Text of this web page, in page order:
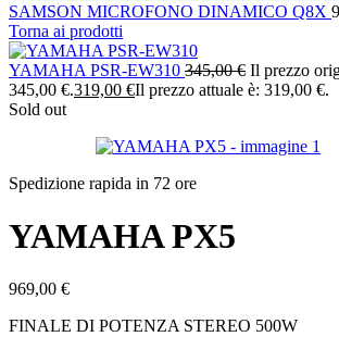
SAMSON MICROFONO DINAMICO Q8X
Torna ai prodotti
YAMAHA PSR-EW310 345,00€ Il prezzo
345,00 €.319,00 €Il prezzo attuale è: 319,00 €.
Sold out
Spedizione rapida in 72 ore
YAMAHA PX5
969,00 €
FINALE DI POTENZA STEREO 500W